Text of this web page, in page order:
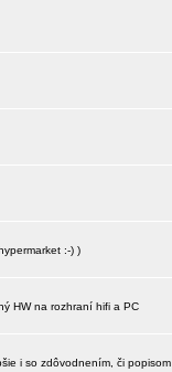
:-) )
HW na rozhraní hifi a PC
i so zdôvodnením, či